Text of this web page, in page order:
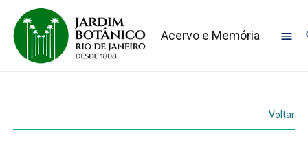
Acervo e Memória
Voltar